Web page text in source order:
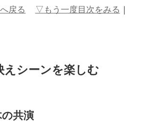
戻る ▽もう一度目次をみる ｜
えシーンを楽しむ
共演